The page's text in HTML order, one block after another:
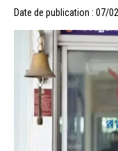
Date de publication : 07/